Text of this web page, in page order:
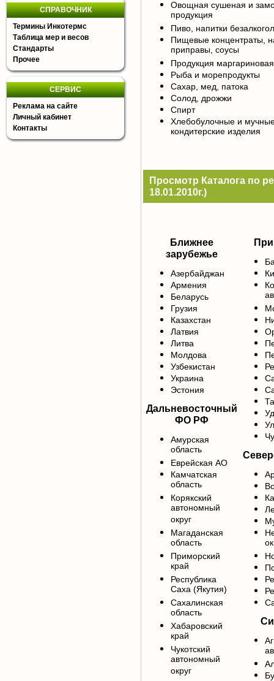
СПРАВОЧНИК
Термины Инкотермс
Таблица мер и весов
Стандарты
Прочее
СЕРВИС
Реклама на сайте
Личный кабинет
Контакты
Овощная сушеная и
продукция
Пиво, напитки
Пищевые концентраты,
приправы, соусы
Продукция
Рыба и морепродукты
Сахар, мед, патока
Солод, дрожжи
Спирт
Хлебобулочные и
кондитерские изделия
Просмотр Каталога по
18.01.2010г.)
Ближнее
зарубежье
Азербайджан
Армения
Беларусь
Грузия
Казахстан
Латвия
Литва
Молдова
Узбекистан
Украина
Эстония
Дальневосточный
ФО РФ
Амурская
область
Еврейская АО
Камчатская
область
Корякский
автономный
округ
Магаданская
область
Приморский
край
Республика
Саха (Якутия)
Сахалинская
область
Хабаровский
край
Чукотский
автономный
округ